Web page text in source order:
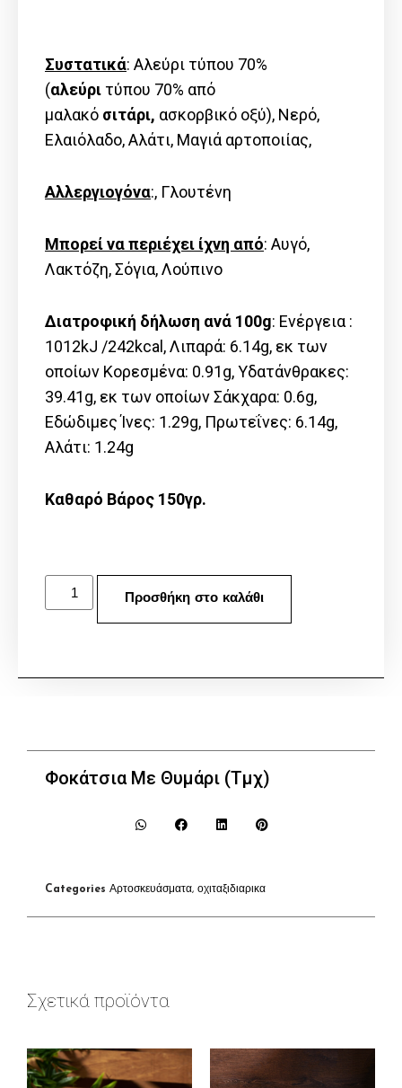
Συστατικά: Αλεύρι τύπου 70%
(αλεύρι τύπου 70% από
μαλακό σιτάρι, ασκορβικό οξύ), Νερό,
Ελαιόλαδο, Αλάτι, Μαγιά αρτοποιίας,
Αλλεργιογόνα:, Γλουτένη
Μπορεί να περιέχει ίχνη από: Αυγό,
Λακτόζη, Σόγια, Λούπινο
Διατροφική δήλωση ανά 100g: Ενέργεια :
1012kJ /242kcal, Λιπαρά: 6.14g, εκ των
οποίων Kορεσμένα: 0.91g, Υδατάνθρακες:
39.41g, εκ των οποίων Σάκχαρα: 0.6g,
Εδώδιμες Ίνες: 1.29g, Πρωτεΐνες: 6.14g,
Αλάτι: 1.24g
Καθαρό Βάρος 150γρ.
Προσθήκη στο καλάθι
Φοκάτσια Με Θυμάρι (Τμχ)
Categories Αρτοσκευάσματα, οχιταξιδιαρικα
Σχετικά προϊόντα